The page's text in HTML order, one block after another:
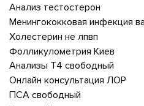
Анализ тестостерон
Менингококковая инфекция
Холестерин не лпвп
Фолликулометрия Киев
Анализы Т4 свободный
Онлайн консультация ЛОР
ПСА свободный